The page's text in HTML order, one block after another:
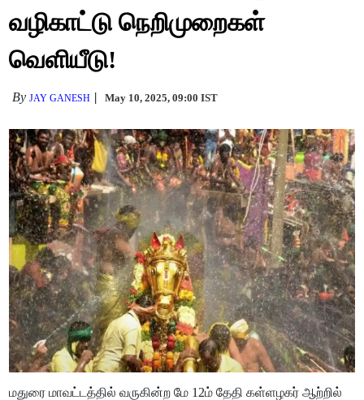
வழிகாட்டு நெறிமுறைகள்
வெளியீடு!
ByJAY GANESH May 10, 2025, 09:00 IST
மதுரை மாவட்டத்தில் வருகின்ற மே 12ம் தேதி கள்ளழகர் ஆற்றில்